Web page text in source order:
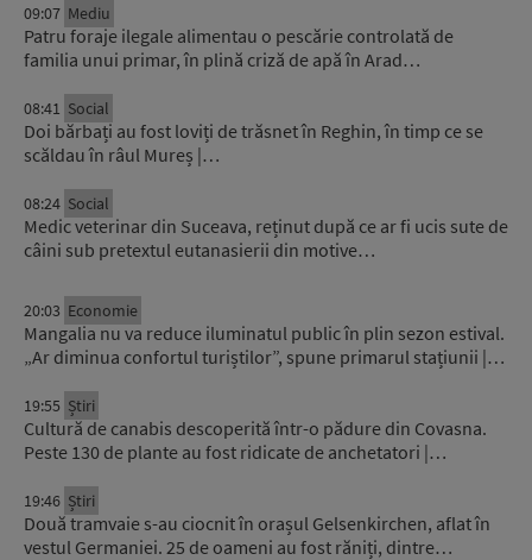
09:07 Mediu
Patru foraje ilegale alimentau o pescărie controlată de
familia unui primar, în plină criză de apă în Arad…
08:41 Social
Doi bărbați au fost loviți de trăsnet în Reghin, în timp ce se
scăldau în râul Mureș |…
08:24 Social
Medic veterinar din Suceava, reținut după ce ar fi ucis sute de
câini sub pretextul eutanasierii din motive…
20:03 Economie
Mangalia nu va reduce iluminatul public în plin sezon estival.
„Ar diminua confortul turiștilor”, spune primarul stațiunii |…
19:55 Știri
Cultură de canabis descoperită într-o pădure din Covasna.
Peste 130 de plante au fost ridicate de anchetatori |…
19:46 Știri
Două tramvaie s-au ciocnit în orașul Gelsenkirchen, aflat în
vestul Germaniei. 25 de oameni au fost răniți, dintre…